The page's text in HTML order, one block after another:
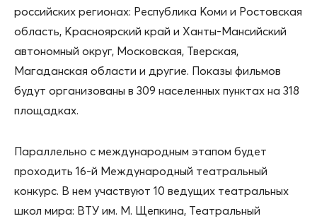
российских регионах: Республика Коми и Ростовская
область, Красноярский край и Ханты-Мансийский
автономный округ, Московская, Тверская,
Магаданская области и другие. Показы фильмов
будут организованы в 309 населенных пунктах на 318
площадках.
Параллельно с международным этапом будет
проходить 16-й Международный театральный
конкурс. В нем участвуют 10 ведущих театральных
школ мира: ВТУ им. М. Щепкина, Театральный